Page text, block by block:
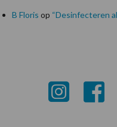
B Floris op “Desinfecteren